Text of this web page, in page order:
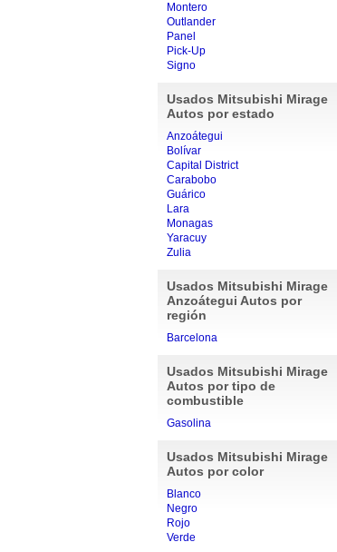
Montero
Outlander
Panel
Pick-Up
Signo
Usados Mitsubishi Mirage
Autos por estado
Anzoátegui
Bolívar
Capital District
Carabobo
Guárico
Lara
Monagas
Yaracuy
Zulia
Usados Mitsubishi Mirage
Anzoátegui Autos por
región
Barcelona
Usados Mitsubishi Mirage
Autos por tipo de
combustible
Gasolina
Usados Mitsubishi Mirage
Autos por color
Blanco
Negro
Rojo
Verde